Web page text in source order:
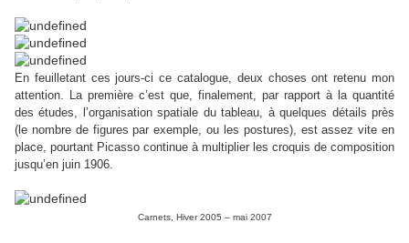
En feuilletant ces jours-ci ce catalogue, deux choses ont retenu mon
attention. La première c’est que, finalement, par rapport à la quantité
des études, l’organisation spatiale du tableau, à quelques détails près
(le nombre de figures par exemple, ou les postures), est assez vite en
place, pourtant Picasso continue à multiplier les croquis de composition
jusqu’en juin 1906.
Carnets, Hiver 2005 – mai 2007